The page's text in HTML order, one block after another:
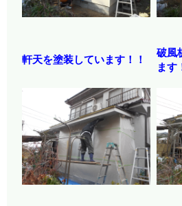
軒天を塗装しています！！
破風
ます